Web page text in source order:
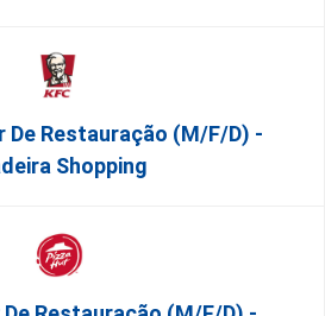
De Restauração (m/f/d) -
Shopping